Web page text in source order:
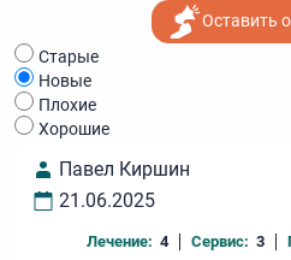
Оставить
Cтарые
Новые
Плохие
Хорошие
Павел Киршин
21.06.2025
Лечение: 4 Сервис: 3